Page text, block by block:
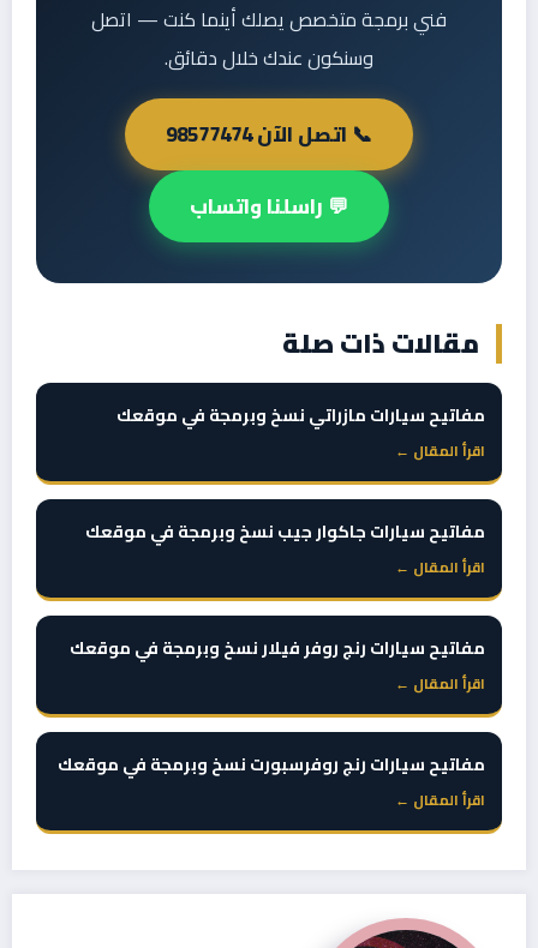
فني برمجة متخصص يصلك أينما كنت — اتصل
وسنكون عندك خلال دقائق.
📞 اتصل الآن 98577474
💬 راسلنا واتساب
مقالات ذات صلة
مفاتيح سيارات مازراتي نسخ وبرمجة في موقعك
اقرأ المقال ←
مفاتيح سيارات جاكوار جيب نسخ وبرمجة في موقعك
اقرأ المقال ←
مفاتيح سيارات رنج روفر فيلار نسخ وبرمجة في موقعك
اقرأ المقال ←
مفاتيح سيارات رنج روفرسبورت نسخ وبرمجة في موقعك
اقرأ المقال ←